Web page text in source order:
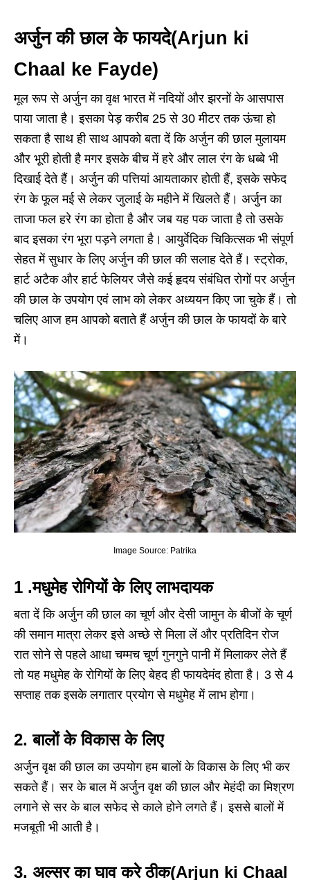
अर्जुन की छाल के फायदे(Arjun ki
Chaal ke Fayde)
मूल रूप से अर्जुन का वृक्ष भारत में नदियों और झरनों के आसपास
पाया जाता है। इसका पेड़ करीब 25 से 30 मीटर तक ऊंचा हो
सकता है साथ ही साथ आपको बता दें कि अर्जुन की छाल मुलायम
और भूरी होती है मगर इसके बीच में हरे और लाल रंग के धब्‍बे भी
दिखाई देते हैं। अर्जुन की पत्तियां आयताकार होती हैं, इसके सफेद
रंग के फूल मई से लेकर जुलाई के महीने में खिलते हैं। अर्जुन का
ताजा फल हरे रंग का होता है और जब यह पक जाता है तो उसके
बाद इसका रंग भूरा पड़ने लगता है। आयुर्वेदिक चिकित्‍सक भी संपूर्ण
सेहत में सुधार के लिए अर्जुन की छाल की सलाह देते हैं। स्‍ट्रोक,
हार्ट अटैक और हार्ट फेलियर जैसे कई हृदय संबंधित रोगों पर अर्जुन
की छाल के उपयोग एवं लाभ को लेकर अध्‍ययन किए जा चुके हैं। तो
चलिए आज हम आपको बताते हैं अर्जुन की छाल के फायदों के बारे
में।
Image Source: Patrika
1 .मधुमेह रोगियों के लिए लाभदायक
बता दें कि अर्जुन की छाल का चूर्ण और देसी जामुन के बीजों के चूर्ण
की समान मात्रा लेकर इसे अच्छे से मिला लें और प्रतिदिन रोज
रात सोने से पहले आधा चम्मच चूर्ण गुनगुने पानी में मिलाकर लेते हैं
तो यह मधुमेह के रोगियों के लिए बेहद ही फायदेमंद होता है। 3 से 4
सप्ताह तक इसके लगातार प्रयोग से मधुमेह में लाभ होगा।
2.बालों के विकास के लिए
अर्जुन वृक्ष की छाल का उपयोग हम बालों के विकास के लिए भी कर
सकते हैं। सर के बाल में अर्जुन वृक्ष की छाल और मेहंदी का मिश्रण
लगाने से सर के बाल सफेद से काले होने लगते हैं। इससे बालों में
मजबूती भी आती है।
3. अल्सर का घाव करे ठीक(Arjun ki Chaal